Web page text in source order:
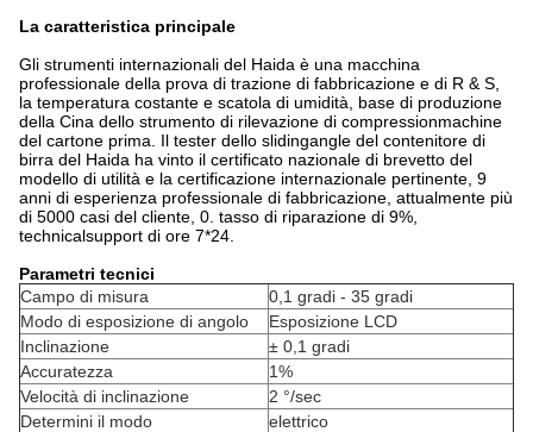
La caratteristica principale
Gli strumenti internazionali del Haida è una macchina
professionale della prova di trazione di fabbricazione e di R & S,
la temperatura costante e scatola di umidità, base di produzione
della Cina dello strumento di rilevazione di compressionmachine
del cartone prima. Il tester dello slidingangle del contenitore di
birra del Haida ha vinto il certificato nazionale di brevetto del
modello di utilità e la certificazione internazionale pertinente, 9
anni di esperienza professionale di fabbricazione, attualmente più
di 5000 casi del cliente, 0. tasso di riparazione di 9%,
technicalsupport di ore 7*24.
Parametri tecnici
Campo di misura
0,1 gradi - 35 gradi
Modo di esposizione di angolo
Esposizione LCD
Inclinazione
± 0,1 gradi
Accuratezza
1%
Velocità di inclinazione
2 °/sec
Determini il modo
elettrico